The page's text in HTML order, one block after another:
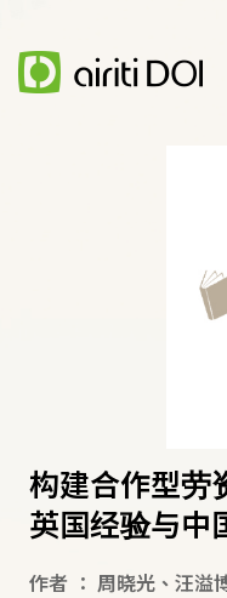
构建合作型劳
英国经验与中
作者 ： 周晓光 、 汪溢